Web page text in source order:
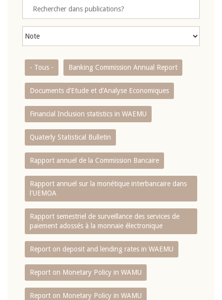
- Tous - Banking Commission Annual Report
Documents d’Etude et d’Analyse Economiques
Financial Inclusion statistics in WAEMU
Quaterly Statistical Bulletin
Rapport annuel de la Commission Bancaire
Rapport annuel sur la monétique interbancaire dans
l'UEMOA
Rapport semestriel de surveillance des services de
paiement adossés à la monnaie électronique
Report on deposit and lending rates in WAEMU
Report on Monetary Policy in WAMU
Report on Monetary Policy in WAMU